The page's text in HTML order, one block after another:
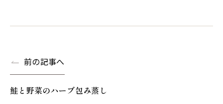
前の記事へ
鮭と野菜のハーブ包み蒸し